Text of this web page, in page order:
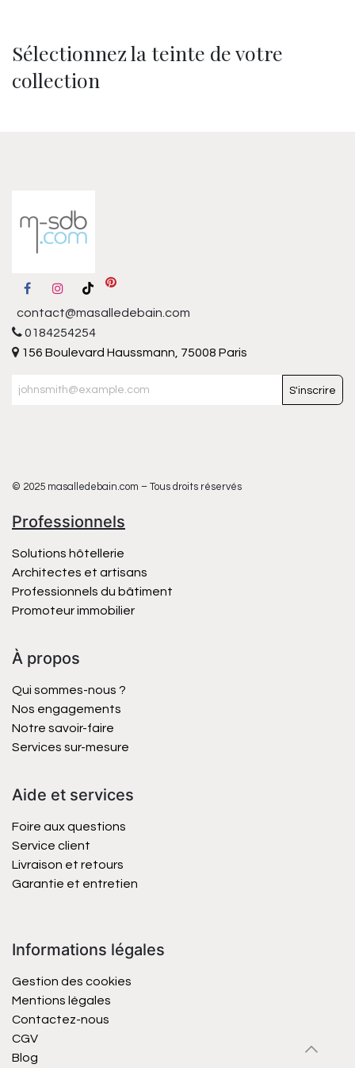
Sélectionnez la teinte de votre
collection
contact@masalledebain.com
0184254254
156 Boulevard Haussmann, 75008 Paris
S'inscrire
© 2025 masalledebain.com – Tous droits réservés
Professionnels
Solutions hôtellerie
Architectes et artisans
Professionnels du bâtiment
Promoteur immobilier
À propos
Qui sommes-nous ?
Nos engagements
Notre savoir-faire
Services sur-mesure
Aide et services
Foire aux questions
Service client
Livraison et retours
Garantie et entretien
Informations légales
Gestion des cookies
Mentions légales
Contactez-nous
CGV
Blog